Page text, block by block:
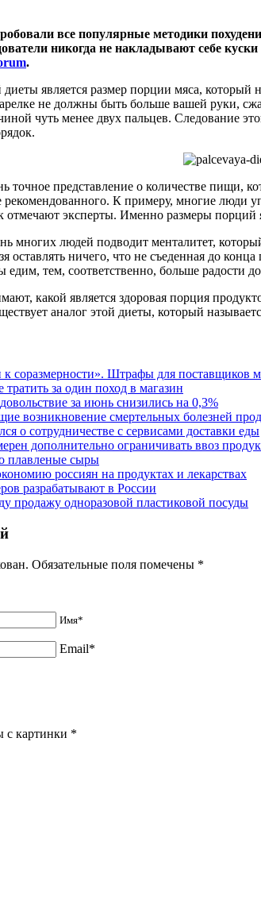
все популярные методики
никогда не накладывают себе
.
является размер порции мяса,
не должны быть больше вашей руки,
чуть менее двух пальцев. Следование
точное представление о количестве
рекомендованного. К примеру, многие люди
отмечают эксперты. Именно размеры
многих людей подводит менталитет,
оставлять ничего, что не съеденная до
тем, соответственно, больше радости
какой является здоровая порция
аналог этой диеты, который
к соразмерности». Штрафы для поставщиков
тратить за один поход в магазин
за июнь снизились на 0,3%
возникновение смертельных болезней
о сотрудничестве с сервисами доставки еды
дополнительно ограничивать ввоз
плавленые сыры
россиян на продуктах и лекарствах
разрабатывают в России
продажу одноразовой пластиковой посуды
Обязательные поля помечены *
Имя*
Email*
с картинки *